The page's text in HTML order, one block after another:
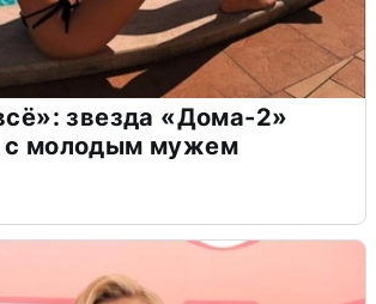
звезда «Дома-2»
с молодым мужем